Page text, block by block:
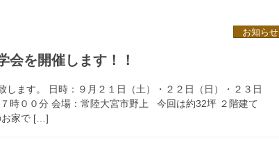
お知らせ
会を開催します！！
します。 日時：９月２１日（土）・２２日（日）・２３日
時００分 会場：常陸大宮市野上 今回は約32坪 ２階建て
お家で […]